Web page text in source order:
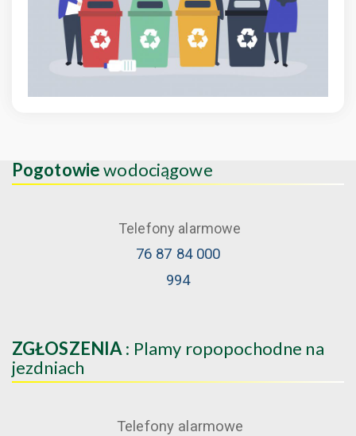
Pogotowiewodociągowe
Telefony alarmowe
76 87 84 000
994
ZGŁOSZENIA : Plamy ropopochodne na
jezdniach
Telefony alarmowe